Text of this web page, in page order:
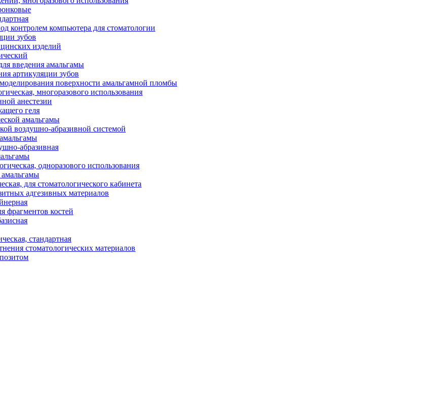
контролем компьютера для стоматологии
зубов
изделий
введения амальгамы
артикуляции зубов
поверхности амальгамной пломбы
многоразового использования
анестезии
геля
амальгамы
воздушно-абразивной системой
абразивная
одноразового использования
для стоматологического кабинета
адгезивных материалов
фрагментов костей
стандартная
стоматологических материалов